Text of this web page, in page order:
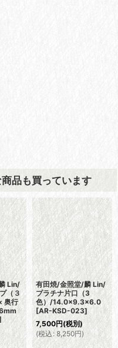
品も買っています
Lin/
（３
奥行
有田焼/金照堂/麟 Lin/
プラチナ片口（3
色）/14.0×9.3×6.0
[AR-KSD-023]
7,500円(税別)
(税込: 8,250円)